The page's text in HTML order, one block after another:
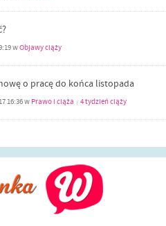
wObjawy ciąży
o pracę do końca listopada
16:36w Prawo i ciąża | 4 tydzień ciąży